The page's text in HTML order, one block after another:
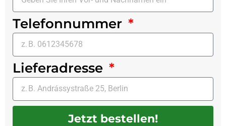
Telefonnummer
Lieferadresse
Jetzt bestellen!